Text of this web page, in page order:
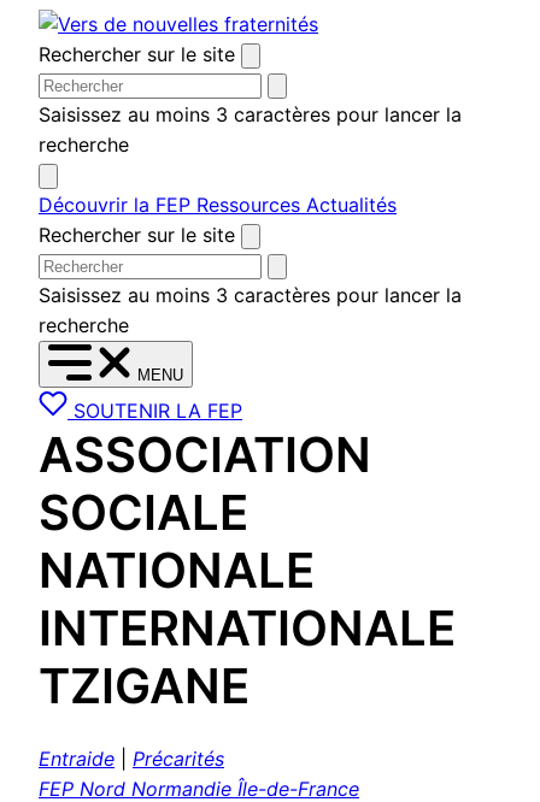
Aller
au
contenu
Rechercher sur le site
Saisissez au moins 3 caractères pour lancer la
recherche
Découvrir la FEP Ressources Actualités
Rechercher sur le site
Saisissez au moins 3 caractères pour lancer la
recherche
MENU
SOUTENIR LA FEP
ASSOCIATION
SOCIALE
NATIONALE
INTERNATIONALE
TZIGANE
Entraide
Précarités
FEP Nord Normandie Île-de-France